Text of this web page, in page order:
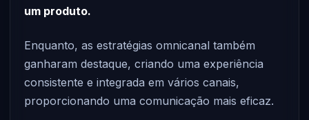
um produto.
Enquanto, as estratégias omnicanal também
ganharam destaque, criando uma experiência
consistente e integrada em vários canais,
proporcionando uma comunicação mais eficaz.